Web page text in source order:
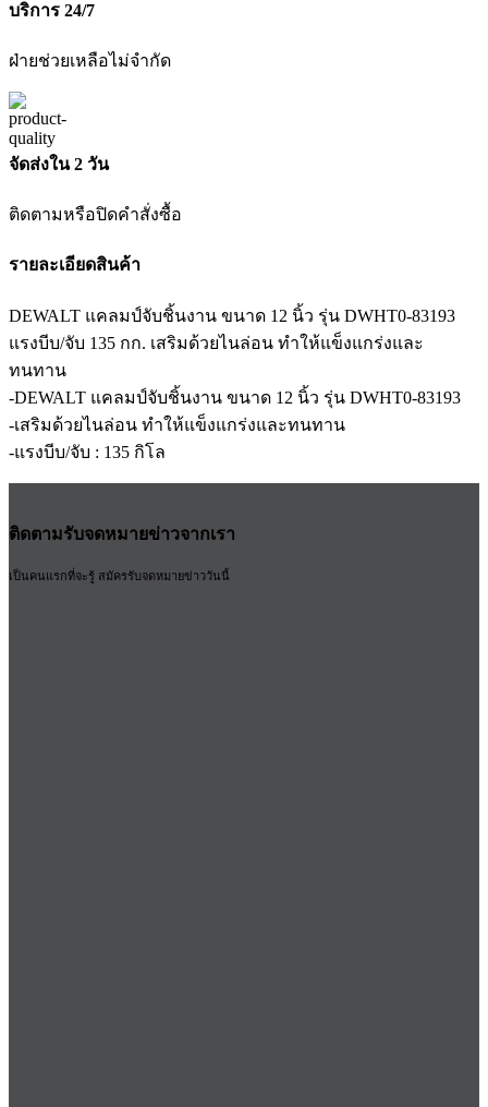
บริการ 24/7
ฝ่ายช่วยเหลือไม่จำกัด
จัดส่งใน 2 วัน
ติดตามหรือปิดคำสั่งซื้อ
รายละเอียดสินค้า
DEWALT แคลมป์จับชิ้นงาน ขนาด 12 นิ้ว รุ่น DWHT0-83193
แรงบีบ/จับ 135 กก. เสริมด้วยไนล่อน ทำให้แข็งแกร่งและ
ทนทาน
-DEWALT แคลมป์จับชิ้นงาน ขนาด 12 นิ้ว รุ่น DWHT0-83193
-เสริมด้วยไนล่อน ทำให้แข็งแกร่งและทนทาน
-แรงบีบ/จับ : 135 กิโล
ติดตามรับจดหมายข่าวจากเรา
เป็นคนแรกที่จะรู้ สมัครรับจดหมายข่าววันนี้